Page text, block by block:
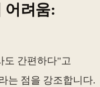
어려움:
도 간편하다"고
는 점을 강조합니다.